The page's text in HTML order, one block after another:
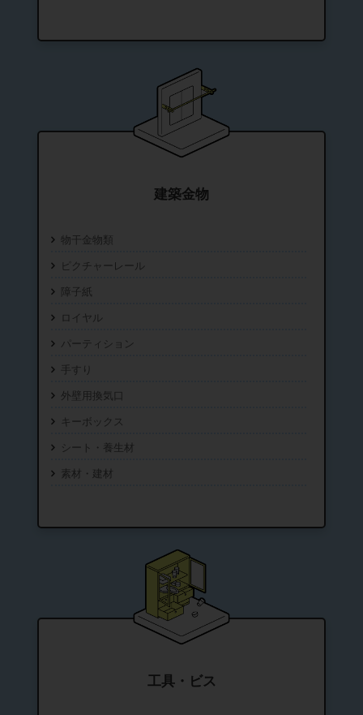
建築金物
物干金物類
ピクチャーレール
障子紙
ロイヤル
パーティション
手すり
外壁用換気口
キーボックス
シート・養生材
素材・建材
工具・ビス